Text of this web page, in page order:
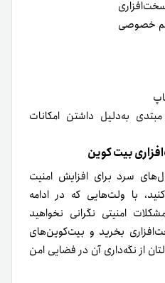
خصوصی
به‌دلیل داشتن امکانات
بیت کوین
سرد برای افزایش امنیت
با ولت‌هایی که در ادامه
امنیتی نگرانی نخواهید
بخرید و بیت‌کوین‌های
از نگه‌داری آن در فضایی امن